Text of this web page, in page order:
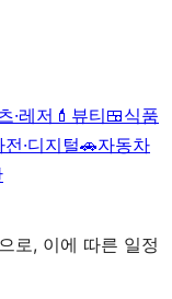
·레저 💄 뷰티🍱식품
전·디지털🚗자동차
로, 이에 따른 일정